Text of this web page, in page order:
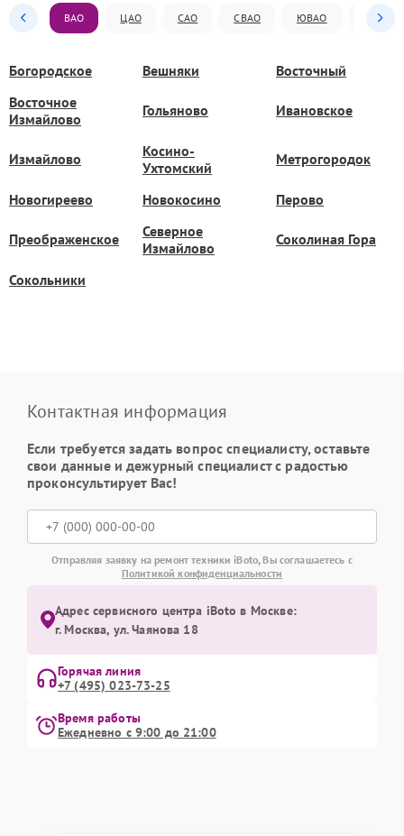
ВАО ЦАО САО СВАО ЮВАО ЮАО
Богородское Вешняки
Восточный
Восточное
Измайлово
Гольяново Ивановское
Измайлово
Косино-
Ухтомский
Метрогородок
Новогиреево Новокосино Перово
Преображенское
Северное
Измайлово
Соколиная Гора
Сокольники
Контактная информация
Если требуется задать вопрос специалисту, оставьте
свои данные и дежурный специалист с радостью
проконсультирует Вас!
Отправляя заявку на ремонт техники iBoto, Вы соглашаетесь с
Политикой конфиденциальности
Адрес сервисного центра iBoto в Москве:
г. Москва, ул. Чаянова 18
Горячая линия
+7 (495) 023-73-25
Время работы
Ежедневно с 9:00 до 21:00